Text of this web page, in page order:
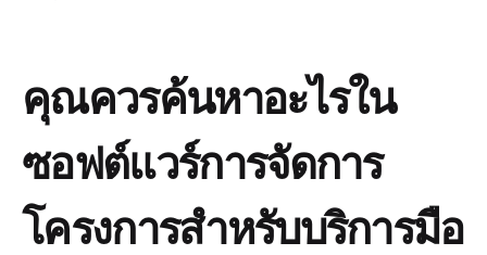
คุณควรค้นหาอะไรใน
ซอฟต์แวร์การจัดการ
โครงการสำหรับบริการมือ